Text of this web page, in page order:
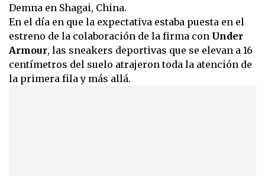
Demna en Shagai, China.
En el día en que la expectativa estaba puesta en el
estreno de la colaboración de la firma con Under
Armour, las sneakers deportivas que se elevan a 16
centímetros del suelo atrajeron toda la atención de
la primera fila y más allá.